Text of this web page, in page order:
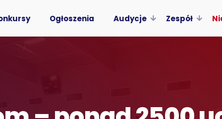
Ogłoszenia Audycje Zespół